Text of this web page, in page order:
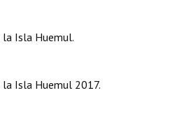
Isla Huemul.
Isla Huemul 2017.